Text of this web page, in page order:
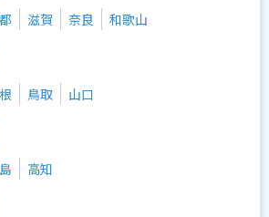
滋賀 奈良 和歌山
鳥取 山口
高知